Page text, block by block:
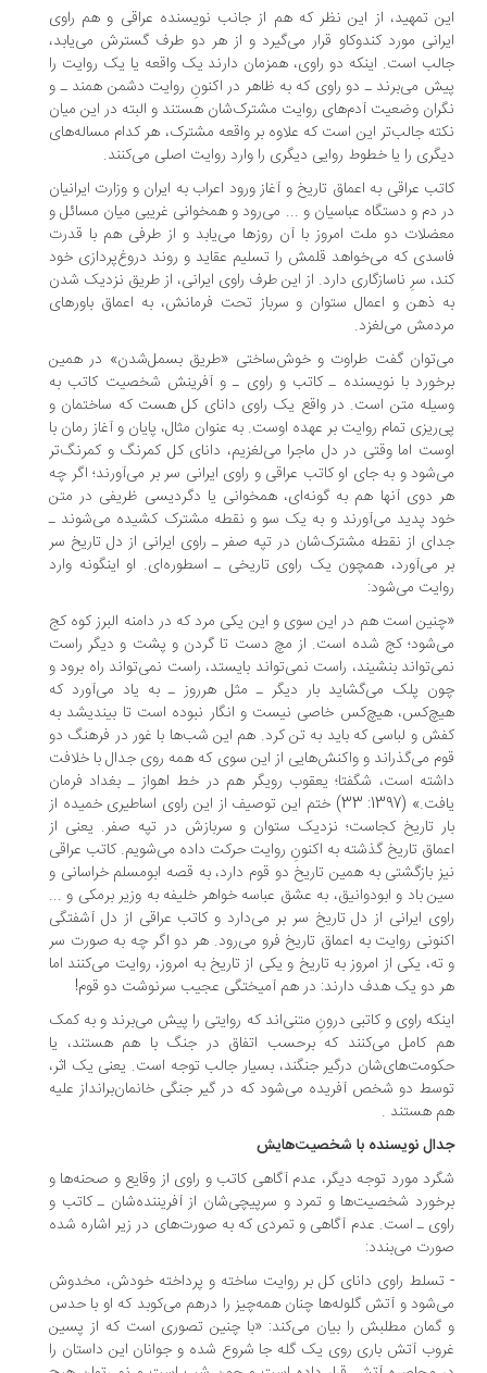
تمهید، از این نظر که هم از جانب نویسنده عراقی و هم راوی
مورد کندوکاو قرار می‌گیرد و از هر دو طرف گسترش می‌یابد،
است. اینکه دو راوی، همزمان دارند یک واقعه یا یک روایت را
می‌برند ـ دو راوی که به ظاهر در اکنونِ روایت دشمن همند ـ و
وضعیت آدم‌های روایت مشترک‌شان هستند و البته در این میان
جالب‌تر این است که علاوه بر واقعه مشترک، هر کدام مساله‌های
را یا خطوط روایی دیگری را وارد روایت اصلی می‌کنند.
عراقی به اعماق تاریخ و آغاز ورود اعراب به ایران و وزارت ایرانیان
دم و دستگاه عباسیان و ... می‌رود و همخوانی غریبی میان مسائل و
دو ملت امروز با آن روزها می‌یابد و از طرفی هم با قدرت
که می‌خواهد قلمش را تسلیم عقاید و روند دروغ‌پردازی خود
سرِ ناسازگاری دارد. از این طرف راوی ایرانی، از طریق نزدیک شدن
ذهن و اعمال ستوان و سرباز تحت فرمانش، به اعماق باورهای
می‌لغزد.
گفت طراوت و خوش‌ساختی «طریق بسمل‌شدن» در همین
با نویسنده ـ کاتب و راوی ـ و آفرینش شخصیت کاتب به
متن است. در واقع یک راوی دانای کل هست که ساختمان و
تمام روایت بر عهده اوست. به عنوان مثال، پایان و آغاز رمان با
اما وقتی در دل ماجرا می‌لغزیم، دانای کل کمرنگ و کمرنگ‌تر
و به جای او کاتب عراقی و راوی ایرانی سر بر می‌آورند؛ اگر چه
دوی آنها هم به گونه‌ای، همخوانی یا دگردیسی ظریفی در متن
پدید می‌آورند و به یک سو و نقطه مشترک کشیده می‌شوند ـ
از نقطه مشترک‌شان در تپه صفر ـ راوی ایرانی از دل تاریخ سر
می‌آورد، همچون یک راوی تاریخی ـ اسطوره‌ای. او اینگونه وارد
می‌شود:
است هم در این سوی و این یکی مرد که در دامنه البرز کوه کج
کج شده است. از مچ دست تا گردن و پشت و دیگر راست
بنشیند، راست نمی‌تواند بایستد، راست نمی‌تواند راه برود و
پلک می‌گشاید بار دیگر ـ مثل هرروز ـ به یاد می‌آورد که
هیچ‌کس خاصی نیست و انگار نبوده است تا بیندیشد به
و لباسی که باید به تن کرد. هم این شب‌ها با غور در فرهنگ دو
می‌گذراند و واکنش‌هایی از این سوی که همه روی جدال با خلافت
است، شگفتا؛ یعقوب رویگر هم در خط اهواز ـ بغداد فرمان
یافت.» (1397: 33) ختم این توصیف از این راوی اساطیری خمیده از
تاریخ کجاست؛ نزدیک ستوان و سربازش در تپه صفر. یعنی از
تاریخ گذشته به اکنونِ روایت حرکت داده می‌شویم. کاتب عراقی
بازگشتی به همین تاریخ دو قوم دارد، به قصه ابومسلم خراسانی و
باد و ابودوانیق، به عشق عباسه خواهر خلیفه به وزیر برمکی و ...
ایرانی از دل تاریخ سر بر می‌دارد و کاتب عراقی از دل آشفتگی
روایت به اعماق تاریخ فرو می‌رود. هر دو اگر چه به صورت سر
یکی از امروز به تاریخ و یکی از تاریخ به امروز، روایت می‌کنند اما
دو یک هدف دارند: در هم آمیختگی عجیب سرنوشت دو قوم!
راوی و کاتبی درونِ متنی‌اند که روایتی را پیش می‌برند و به کمک
کامل می‌کنند که برحسب اتفاق در جنگ با هم هستند، یا
درگیر جنگند، بسیار جالب توجه است. یعنی یک اثر،
دو شخص آفریده می‌شود که در گیر جنگی خانمان‌برانداز علیه
هستند .
نویسنده با شخصیت‌هایش
مورد توجه دیگر، عدم آگاهی کاتب و راوی از وقایع و صحنه‌ها و
شخصیت‌ها و تمرد و سرپیچی‌شان از آفریننده‌شان ـ کاتب و
ـ است. عدم آگاهی و تمردی که به صورت‌های در زیر اشاره شده
می‌بندد:
راوی دانای کل بر روایت ساخته و پرداخته خودش، مخدوش
و آتش گلوله‌ها چنان همه‌چیز را درهم می‌کوبد که او با حدس
مطلبش را بیان می‌کند: «با چنین تصوری است که از پسین
آتش باری روی یک گله جا شروع شده و جوانان این داستان را